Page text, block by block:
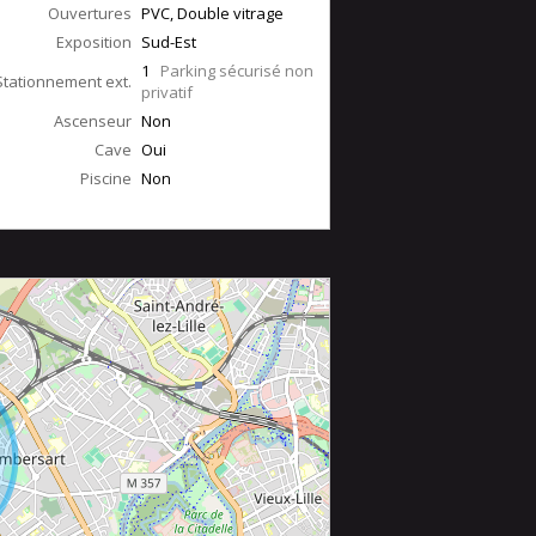
Ouvertures PVC, Double vitrage
Exposition Sud-Est
ext. 1 Parking sécurisé non
privatif
Ascenseur Non
Cave Oui
Piscine Non